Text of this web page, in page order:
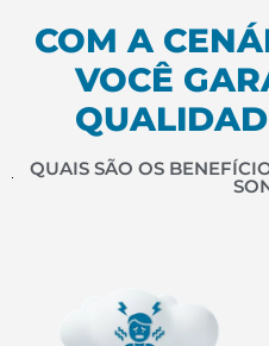
COM A
VOCÊ
QUAIS SÃO OS